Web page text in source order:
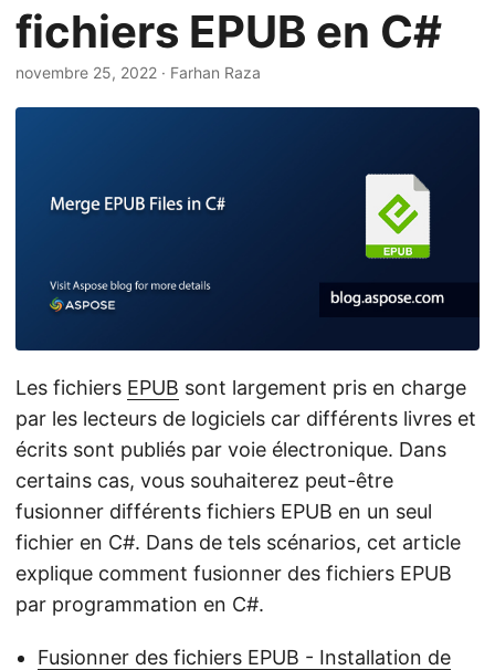
n
fichiers EPUB en C#
novembre 25, 2022 · Farhan Raza
Les fichiers EPUB sont largement pris en charge
par les lecteurs de logiciels car différents livres et
écrits sont publiés par voie électronique. Dans
certains cas, vous souhaiterez peut-être
fusionner différents fichiers EPUB en un seul
fichier en C#. Dans de tels scénarios, cet article
explique comment fusionner des fichiers EPUB
par programmation en C#.
Fusionner des fichiers EPUB - Installation de